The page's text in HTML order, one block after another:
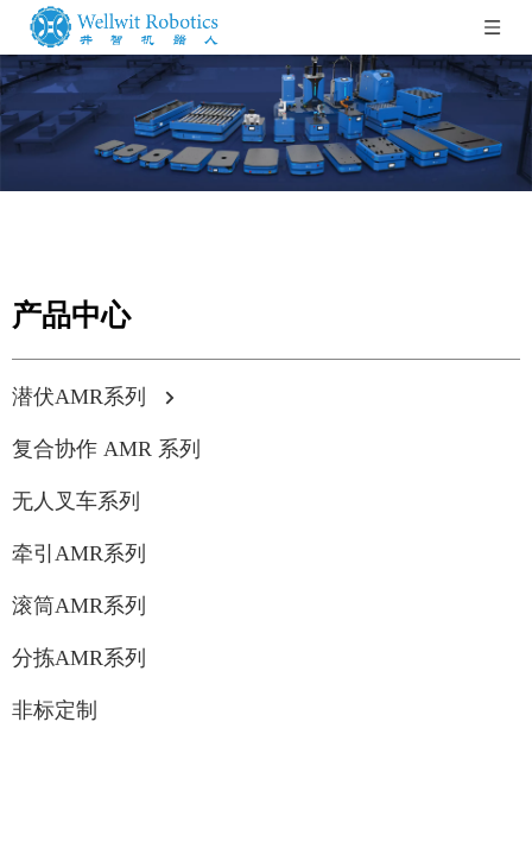
产品中心
潜伏AMR系列
复合协作 AMR 系列
无人叉车系列
牵引AMR系列
滚筒AMR系列
分拣AMR系列
非标定制